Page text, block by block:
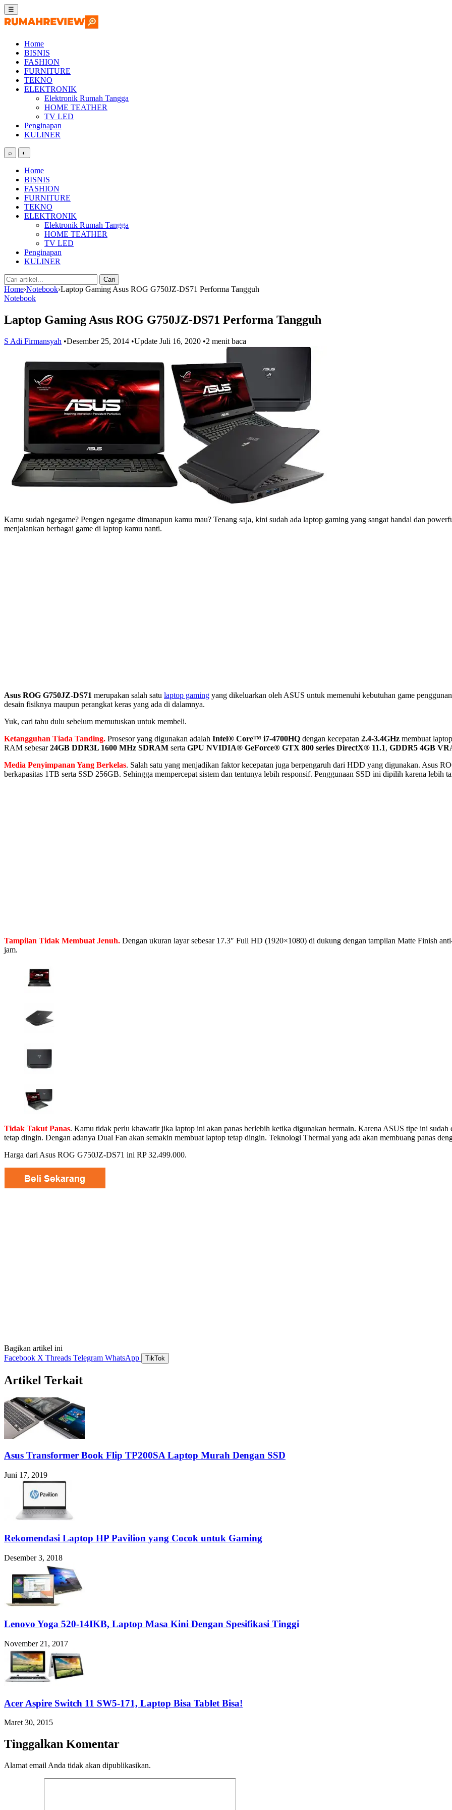
Skip
to
content
☰
Home
BISNIS
FASHION
FURNITURE
TEKNO
ELEKTRONIK
Elektronik Rumah Tangga
HOME TEATHER
TV LED
Penginapan
KULINER
⌕ ◐
Home
BISNIS
FASHION
FURNITURE
TEKNO
ELEKTRONIK
Elektronik Rumah Tangga
HOME TEATHER
TV LED
Penginapan
KULINER
Cari:
Cari
Home›Notebook›Laptop Gaming Asus ROG G750JZ-DS71 Performa Tangguh
Notebook
Laptop Gaming Asus ROG G750JZ-DS71 Performa Tangguh
S Adi Firmansyah •Desember 25, 2014 •Update Juli 16, 2020 •2 menit baca
Kamu sudah ngegame? Pengen ngegame dimanapun kamu mau? Tenang saja, kini sudah ada laptop gaming yang sangat handal dan
menjalankan berbagai game di laptop kamu nanti.
Asus ROG G750JZ-DS71 merupakan salah satu laptop gaming yang dikeluarkan oleh ASUS untuk memenuhi kebutuhan game
desain fisiknya maupun perangkat keras yang ada di dalamnya.
Yuk, cari tahu dulu sebelum memutuskan untuk membeli.
Ketangguhan Tiada Tanding. Prosesor yang digunakan adalah Intel® Core™ i7-4700HQ dengan kecepatan 2.4-3.4GHz membuat
RAM sebesar24GB DDR3L 1600 MHz SDRAM serta GPU NVIDIA® GeForce® GTX 800 series DirectX® 11.1, GDDR5 4GB
Media Penyimpanan Yang Berkelas. Salah satu yang menjadikan faktor kecepatan juga berpengaruh dari HDD yang digunakan. Asus
berkapasitas 1TB serta SSD 256GB. Sehingga mempercepat sistem dan tentunya lebih responsif. Penggunaan SSD ini dipilih karena lebih
Tampilan Tidak Membuat Jenuh. Dengan ukuran layar sebesar 17.3″ Full HD (1920×1080) di dukung dengan tampilan Matte Finish
jam.
Tidak Takut Panas. Kamu tidak perlu khawatir jika laptop ini akan panas berlebih ketika digunakan bermain. Karena ASUS tipe ini
tetap dingin. Dengan adanya Dual Fan akan semakin membuat laptop tetap dingin. Teknologi Thermal yang ada akan membuang panas
Harga dari Asus ROG G750JZ-DS71 ini RP 32.499.000.
Bagikan artikel ini
Facebook X Threads Telegram WhatsApp TikTok
Artikel Terkait
Asus Transformer Book Flip TP200SA Laptop Murah Dengan SSD
Juni 17, 2019
Rekomendasi Laptop HP Pavilion yang Cocok untuk Gaming
Desember 3, 2018
Lenovo Yoga 520-14IKB, Laptop Masa Kini Dengan Spesifikasi Tinggi
November 21, 2017
Acer Aspire Switch 11 SW5-171, Laptop Bisa Tablet Bisa!
Maret 30, 2015
Tinggalkan Komentar
Alamat email Anda tidak akan dipublikasikan.